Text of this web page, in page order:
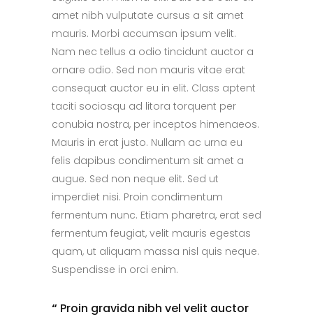
amet nibh vulputate cursus a sit amet
mauris. Morbi accumsan ipsum velit.
Nam nec tellus a odio tincidunt auctor a
ornare odio. Sed non mauris vitae erat
consequat auctor eu in elit. Class aptent
taciti sociosqu ad litora torquent per
conubia nostra, per inceptos himenaeos.
Mauris in erat justo. Nullam ac urna eu
felis dapibus condimentum sit amet a
augue. Sed non neque elit. Sed ut
imperdiet nisi. Proin condimentum
fermentum nunc. Etiam pharetra, erat sed
fermentum feugiat, velit mauris egestas
quam, ut aliquam massa nisl quis neque.
Suspendisse in orci enim.
“ Proin gravida nibh vel velit auctor